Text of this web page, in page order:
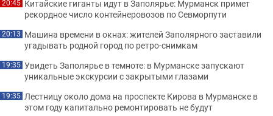
20:45 Китайские гиганты идут в Заполярье: Мурманск примет
рекордное число контейнеровозов по Севморпути
20:13 Машина времени в окнах: жителей Заполярного заставили
угадывать родной город по ретро-снимкам
19:35 Увидеть Заполярье в темноте: в Мурманске запускают
уникальные экскурсии с закрытыми глазами
19:35 Лестницу около дома на проспекте Кирова в Мурманске в
этом году капитально ремонтировать не будут